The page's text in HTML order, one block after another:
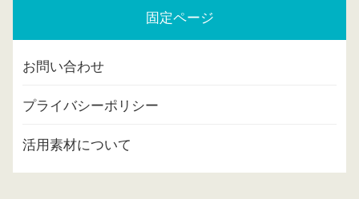
固定ページ
お問い合わせ
プライバシーポリシー
活用素材について